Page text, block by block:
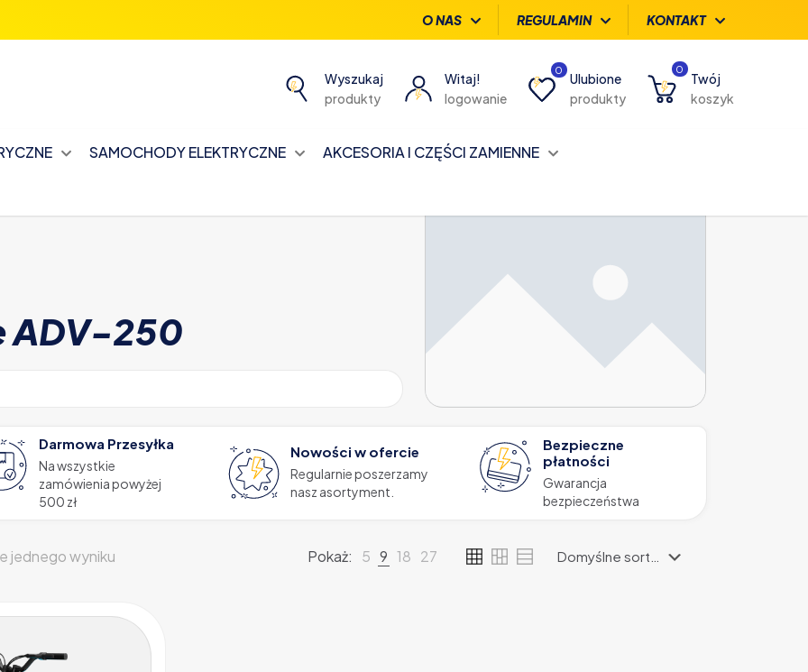
O NAS REGULAMIN KONTAKT
Wyszukaj
produkty
Witaj!
logowanie
0
Ulubione
produkty
0
Twój
koszyk
SAMOCHODY ELEKTRYCZNE
AKCESORIA I CZĘŚCI ZAMIENNE
ADV-250
Darmowa Przesyłka
Na wszystkie
zamówienia powyżej
500 zł
Nowości w ofercie
Regularnie poszerzamy
nasz asortyment.
Bezpieczne
płatności
Gwarancja
bezpieczeństwa
jednego wyniku Pokaż: 5 9 18 27